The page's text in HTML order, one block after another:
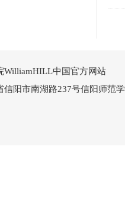
WilliamHILL中国官方网站
信阳市南湖路237号信阳师范学